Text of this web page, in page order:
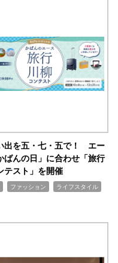
出を五・七・五で！ エー
ばんの日」に合わせ「旅行
テスト」を開催
ファッション ライフスタイル